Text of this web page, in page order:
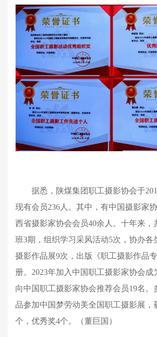
据悉，陕煤集团职工摄影协会于
现有会员236 人。其中，有中国摄影家
西省摄影家协会会员40余人。十年来，
班3期，组织学习采风活动5次，协办各
摄影作品展9次，出版《职工摄影作品专
册。 2023年加入中国职工摄影家协会成
向中国职工摄影家协会推荐会员19名。
品参加中国梦劳动美全国职工摄影展，
个，优秀奖4个。（董巨国）